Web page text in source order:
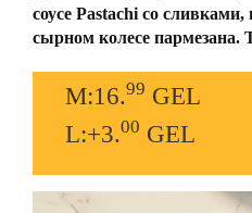
соусе Pastachi со
сырном колесе пармезана.
M:16.99 GEL
L:+3.00 GEL